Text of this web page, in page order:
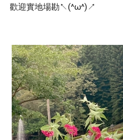
歡迎實地場勘↖(^ω^)↗